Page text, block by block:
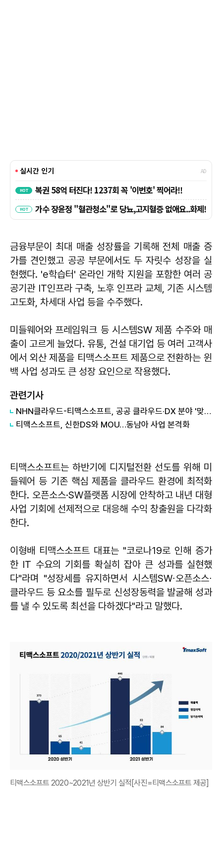
금융부문이 최대 매출 성장률을 기록해 전체 매출 증
가를 견인했고 공공 부문에서도 두 자릿수 성장을 실
현했다. 'e학습터' 온라인 개학 지원을 포함한 여러 공
공기관 IT인프라 구축, 노후 인프라 교체, 기존 시스템
고도화, 차세대 사업 등을 수주했다.
미들웨어와 프레임워크 등 시스템SW 제품 수주와 매
출이 고르게 늘었다. 유통, 건설 대기업 등 여러 고객사
에서 외산 제품을 티맥스소프트 제품으로 전환하는 윈
백 사업 성과도 큰 성장 요인으로 작용했다.
관련기사
NHN클라우드-티맥스소프트, 공공 클라우드·DX 분야 '맞손'
티맥스소프트, 신한DS와 MOU…동남아 사업 본격화
티맥스소프트는 하반기에 디지털전환 선도를 위해 미
들웨어 등 기존 핵심 제품을 클라우드 환경에 최적화
한다. 오픈소스·SW플랫폼 시장에 안착하고 내년 대형
사업 기회에 선제적으로 대응해 수익 창출원을 다각화
한다.
이형배 티맥스소프트 대표는 "코로나19로 인해 증가
한 IT 수요의 기회를 확실히 잡아 큰 성과를 실현했
다"라며 "성장세를 유지하면서 시스템SW∙오픈소스∙
클라우드 등 요소를 필두로 신성장동력을 발굴해 성과
를 낼 수 있도록 최선을 다하겠다"라고 말했다.
티맥스소프트 2020~2021년 상반기 실적[사진=티맥스소프트 제공]